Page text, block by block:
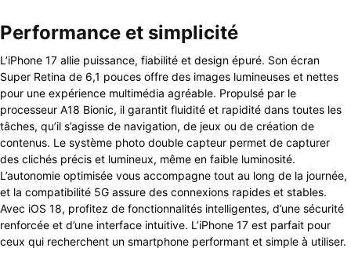
Performance et simplicité
L’iPhone 17 allie puissance, fiabilité et design épuré. Son écran
Super Retina de 6,1 pouces offre des images lumineuses et nettes
pour une expérience multimédia agréable. Propulsé par le
processeur A18 Bionic, il garantit fluidité et rapidité dans toutes les
tâches, qu’il s’agisse de navigation, de jeux ou de création de
contenus. Le système photo double capteur permet de capturer
des clichés précis et lumineux, même en faible luminosité.
L’autonomie optimisée vous accompagne tout au long de la journée,
et la compatibilité 5G assure des connexions rapides et stables.
Avec iOS 18, profitez de fonctionnalités intelligentes, d’une sécurité
renforcée et d’une interface intuitive. L’iPhone 17 est parfait pour
ceux qui recherchent un smartphone performant et simple à utiliser.